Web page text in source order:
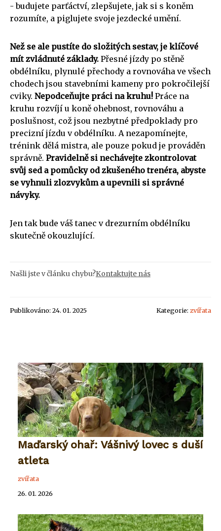
- budujete parťáctví, zlepšujete, jak si s koněm
rozumíte, a piglujete svoje jezdecké umění.
Než se ale pustíte do složitých sestav, je klíčové
mít zvládnuté základy. Přesné jízdy po stěně
obdélníku, plynulé přechody a rovnováha ve všech
chodech jsou stavebními kameny pro pokročilejší
cviky. Nepodceňujte práci na kruhu! Práce na
kruhu rozvíjí u koně ohebnost, rovnováhu a
poslušnost, což jsou nezbytné předpoklady pro
precizní jízdu v obdélníku. A nezapomínejte,
trénink dělá mistra, ale pouze pokud je prováděn
správně. Pravidelně si nechávejte zkontrolovat
svůj sed a pomůcky od zkušeného trenéra, abyste
se vyhnuli zlozvykům a upevnili si správné
návyky.
Jen tak bude váš tanec v drezurním obdélníku
skutečně okouzlující.
Našli jste v článku chybu?Kontaktujte nás
Publikováno: 24. 01. 2025 Kategorie: zvířata
Maďarský ohař: Vášnivý lovec s duší
atleta
zvířata
26. 01. 2026